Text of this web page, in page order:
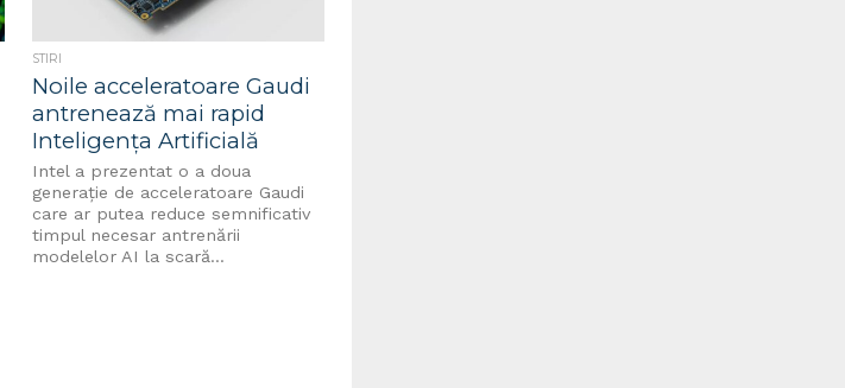
STIRI
Noile acceleratoare Gaudi
antrenează mai rapid
Inteligența Artificială
Intel a prezentat o a doua
generație de acceleratoare Gaudi
care ar putea reduce semnificativ
timpul necesar antrenării
modelelor AI la scară...